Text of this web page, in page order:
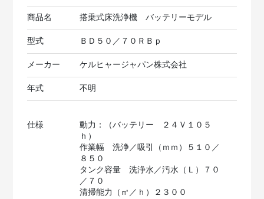
商品名 搭乗式床洗浄機 バッテリーモデル
型式 ＢＤ５０／７０ＲＢｐ
メーカー ケルヒャージャパン株式会社
年式 不明
仕様
動力：（バッテリー ２４Ｖ１０５
ｈ）
作業幅 洗浄／吸引（ｍｍ）５１０／
８５０
タンク容量 洗浄水／汚水（Ｌ）７０
／７０
清掃能力（㎡／ｈ）２３００